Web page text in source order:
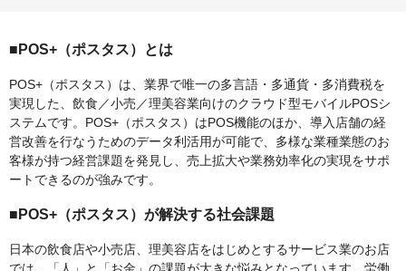
■POS+（ポスタス）とは
POS+（ポスタス）は、業界で唯一の多言語・多通貨・多消費税を
実現した、飲食／小売／理美容業向けのクラウド型モバイルPOSシ
ステムです。POS+（ポスタス）はPOS機能のほか、導入店舗の経
営改善を行なうためのデータ利活用が可能で、多様な業種業態のお
客様が持つ経営課題を発見し、売上拡大や業務効率化の実現をサポ
ートできるのが強みです。
■POS+（ポスタス）が解決する社会課題
日本の飲食店や小売店、理美容店をはじめとするサービス業のお店